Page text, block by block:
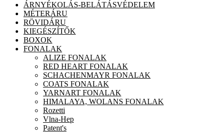
ÁRNYÉKOLÁS-BELÁTÁSVÉDELEM
MÉTERÁRU
RÖVIDÁRU
KIEGÉSZÍTŐK
BOXOK
FONALAK
ALIZE FONALAK
RED HEART FONALAK
SCHACHENMAYR FONALAK
COATS FONALAK
YARNART FONALAK
HIMALAYA, WOLANS FONALAK
Rozetti
Vlna-Hep
Patent's